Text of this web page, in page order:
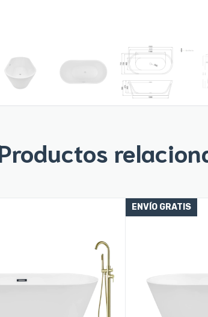
ENVÍO GRATIS